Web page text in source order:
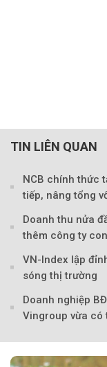
TIN LIÊN QUAN
NCB chính thức
tiếp, nâng tổng
Doanh thu nửa
thêm công ty
VN-Index lập
sóng thị trường
Doanh nghiệp
Vingroup vừa có